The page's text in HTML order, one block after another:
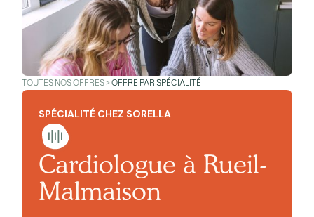
TOUTES NOS OFFRES >OFFRE PAR SPÉCIALITÉ
SPÉCIALITÉ CHEZ SORELLA
Cardiologue à Rueil-
Malmaison